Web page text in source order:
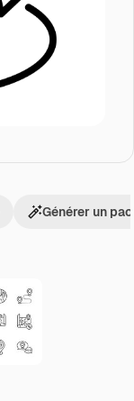
Générer un